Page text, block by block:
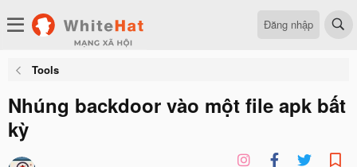
Đăng nhập
Tools
Nhúng backdoor vào một file apk bất
kỳ